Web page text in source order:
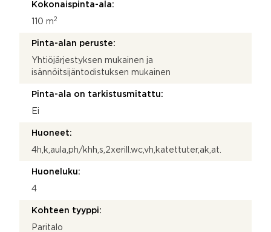
Kokonaispinta-ala:
110 m2
Pinta-alan peruste:
Yhtiöjärjestyksen mukainen ja
isännöitsijäntodistuksen mukainen
Pinta-ala on tarkistusmitattu:
Ei
Huoneet:
4h,k,aula,ph/khh,s,2xerill.wc,vh,katettuter,ak,at.
Huoneluku:
4
Kohteen tyyppi:
Paritalo